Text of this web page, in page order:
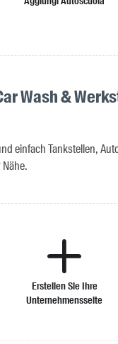
Wash &
einfach Tankstellen,
Erstellen Sie Ihre
Unternehmensseite